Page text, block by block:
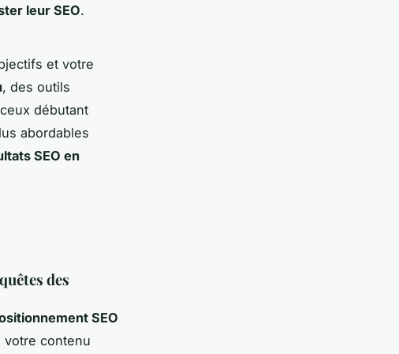
leur SEO.
et votre
, des outils
débutant
abordables
SEO en
des
SEO
contenu